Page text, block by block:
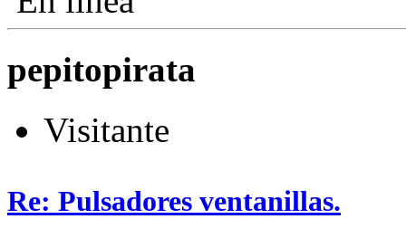
pepitopirata
Visitante
Re: Pulsadores ventanillas.